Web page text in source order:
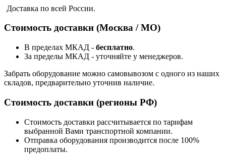
Доставка по всей России.
Стоимость доставки (Москва / МО)
В пределах МКАД - бесплатно.
За пределы МКАД - уточняйте у менеджеров.
Забрать оборудование можно самовывозом с одного из наших
складов, предварительно уточнив наличие.
Стоимость доставки (регионы РФ)
Стоимость доставки рассчитывается по тарифам
выбранной Вами транспортной компании.
Отправка оборудования производится после 100%
предоплаты.